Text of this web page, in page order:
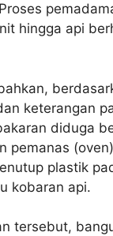
hingga api
keterangan
diduga
pemanas
plastik
kobaran api.
tersebut,